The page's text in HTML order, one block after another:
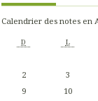
Calendrier des notes en
D L
2
3
9
10